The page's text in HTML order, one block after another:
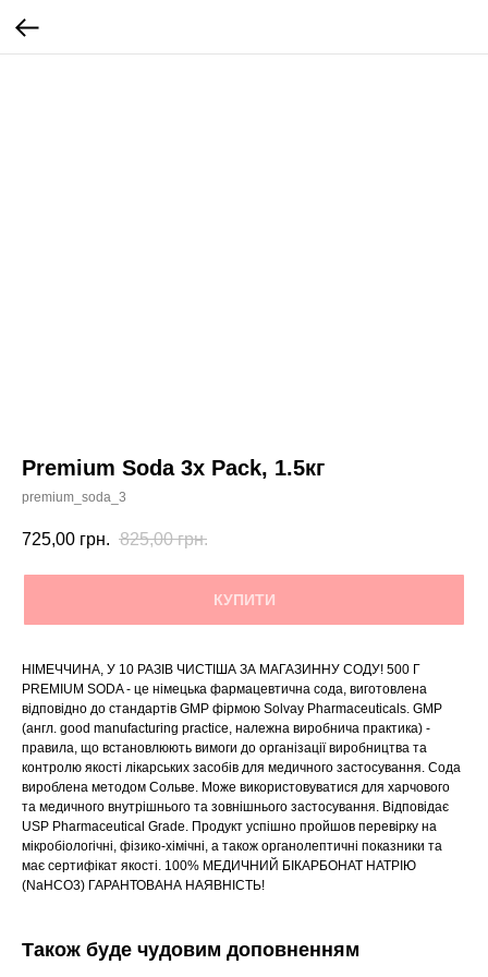
Premium Soda 3x Pack, 1.5кг
premium_soda_3
725,00 грн. 825,00 грн.
КУПИТИ
НІМЕЧЧИНА, У 10 РАЗІВ ЧИСТІША ЗА МАГАЗИННУ СОДУ! 500 Г
PREMIUM SODA - це німецька фармацевтична сода, виготовлена ​​
відповідно до стандартів GMP фірмою Solvay Pharmaceuticals. GMP
(англ. good manufacturing practice, належна виробнича практика) -
правила, що встановлюють вимоги до організації виробництва та
контролю якості лікарських засобів для медичного застосування. Сода
вироблена методом Сольве. Може використовуватися для харчового
та медичного внутрішнього та зовнішнього застосування. Відповідає
USP Pharmaceutical Grade. Продукт успішно пройшов перевірку на
мікробіологічні, фізико-хімічні, а також органолептичні показники та
має сертифікат якості. 100% МЕДИЧНИЙ БІКАРБОНАТ НАТРІЮ
(NaHCO3) ГАРАНТОВАНА НАЯВНІСТЬ!
Також буде чудовим доповненням